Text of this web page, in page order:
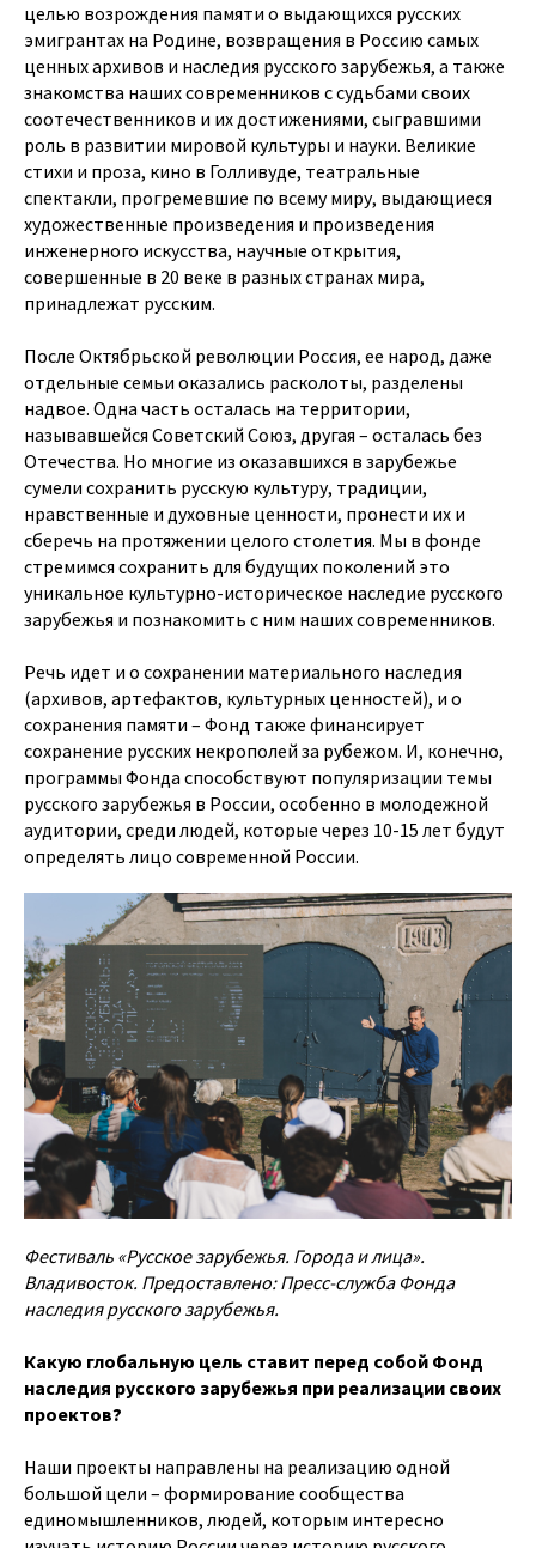
целью возрождения памяти о выдающихся русских
эмигрантах на Родине, возвращения в Россию самых
ценных архивов и наследия русского зарубежья, а также
знакомства наших современников с судьбами своих
соотечественников и их достижениями, сыгравшими
роль в развитии мировой культуры и науки. Великие
стихи и проза, кино в Голливуде, театральные
спектакли, прогремевшие по всему миру, выдающиеся
художественные произведения и произведения
инженерного искусства, научные открытия,
совершенные в 20 веке в разных странах мира,
принадлежат русским.
После Октябрьской революции Россия, ее народ, даже
отдельные семьи оказались расколоты, разделены
надвое. Одна часть осталась на территории,
называвшейся Советский Союз, другая – осталась без
Отечества. Но многие из оказавшихся в зарубежье
сумели сохранить русскую культуру, традиции,
нравственные и духовные ценности, пронести их и
сберечь на протяжении целого столетия. Мы в фонде
стремимся сохранить для будущих поколений это
уникальное культурно-историческое наследие русского
зарубежья и познакомить с ним наших современников.
Речь идет и о сохранении материального наследия
(архивов, артефактов, культурных ценностей), и о
сохранения памяти – Фонд также финансирует
сохранение русских некрополей за рубежом. И, конечно,
программы Фонда способствуют популяризации темы
русского зарубежья в России, особенно в молодежной
аудитории, среди людей, которые через 10-15 лет будут
определять лицо современной России.
Фестиваль «Русское зарубежья. Города и лица».
Владивосток. Предоставлено: Пресс-служба Фонда
наследия русского зарубежья.
Какую глобальную цель ставит перед собой Фонд
наследия русского зарубежья при реализации своих
проектов?
Наши проекты направлены на реализацию одной
большой цели – формирование сообщества
единомышленников, людей, которым интересно